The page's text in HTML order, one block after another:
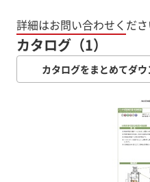
詳細はお問い合わせくださ
カタログ（1）
カタログをまとめてダウ